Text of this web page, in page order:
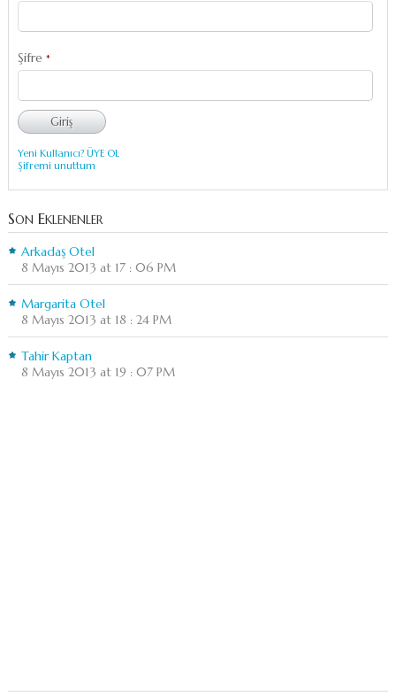
Şifre *
Yeni Kullanıcı? ÜYE OL
Şifremi unuttum
Son Eklenenler
Arkadaş Otel
8 Mayıs 2013 at 17 : 06 PM
Margarita Otel
8 Mayıs 2013 at 18 : 24 PM
Tahir Kaptan
8 Mayıs 2013 at 19 : 07 PM